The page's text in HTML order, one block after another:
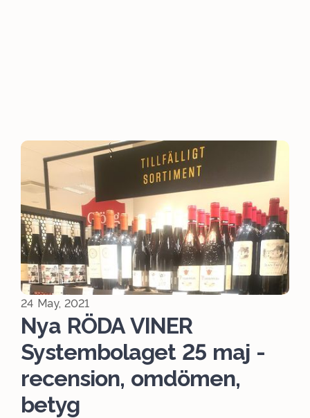
24 May, 2021
Nya RÖDA VINER
Systembolaget 25 maj -
recension, omdömen,
betyg